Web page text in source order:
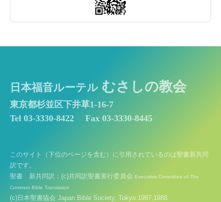
日本福音ルーテル むさしの教会
東京都杉並区下井草1-16-7
Tel 03-3330-8422
Fax 03-3330-8445
このサイト（下位のページを含む）に引用されているのは聖書新共同
訳です。
聖書 新共同訳：(c)共同訳聖書実行委員会 Executive Committee of The
Common Bible Translation
(c)日本聖書協会 Japan Bible Society, Tokyo 1987,1988